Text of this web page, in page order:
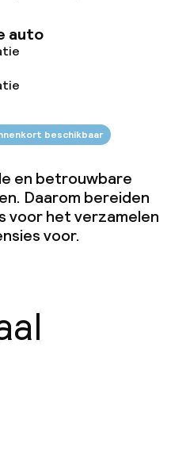
auto
beschikbaar
en betrouwbare
Daarom bereiden
voor het verzamelen
voor.